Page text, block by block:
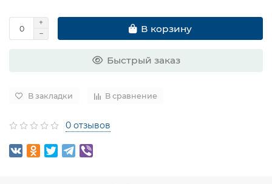
В корзину
Быстрый заказ
В закладки В сравнение
0 отзывов